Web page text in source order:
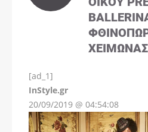
[ad_1]
InStyle.gr
20/09/2019 @ 04:54:08